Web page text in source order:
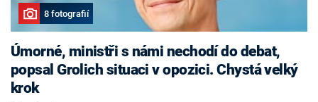
8 fotografií
Úmorné, ministři s námi nechodí do debat,
popsal Grolich situaci v opozici. Chystá velký
krok